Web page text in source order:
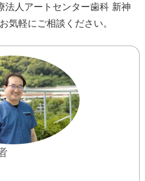
法人アートセンター歯科 新神
気軽にご相談ください。